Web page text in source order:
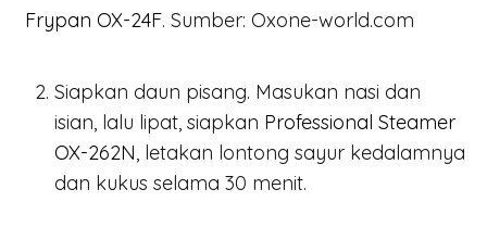
Frypan OX-24F. Sumber: Oxone-world.com
Siapkan daun pisang. Masukan nasi dan
isian, lalu lipat, siapkan Professional Steamer
OX-262N, letakan lontong sayur kedalamnya
dan kukus selama 30 menit.